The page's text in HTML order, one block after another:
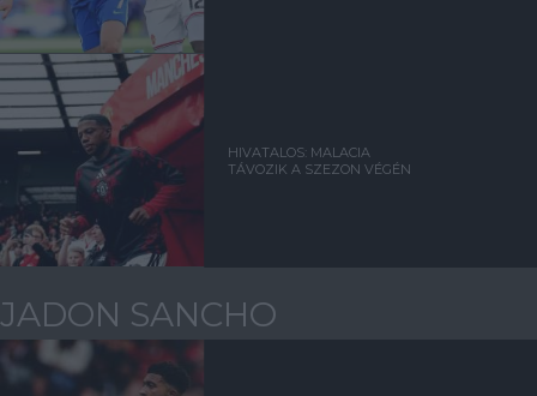
HIVATALOS: MALACIA
TÁVOZIK A SZEZON VÉGÉN
JADON SANCHO